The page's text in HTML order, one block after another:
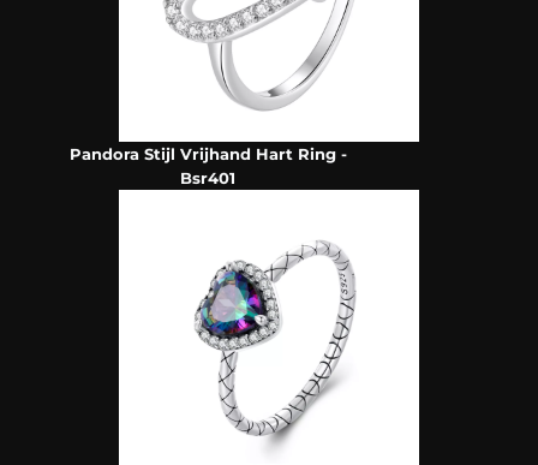
Pandora Stijl Vrijhand Hart Ring -
Bsr401